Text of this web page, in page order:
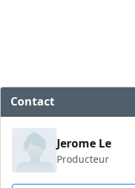
Contact
Jerome Le
Producteur